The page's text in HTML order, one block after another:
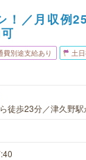
！／月収例
費別途支給あり 土
徒歩23分／津久野